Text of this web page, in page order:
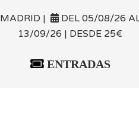
MADRID |
DEL 05/08/26
13/09/26 | DESDE 25€
ENTRADAS